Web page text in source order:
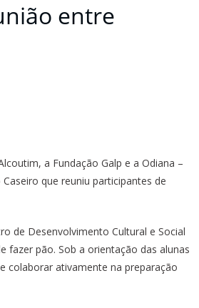
entre
a Fundação Galp e a Odiana –
que reuniu participantes de
de Desenvolvimento Cultural e Social
fazer pão. Sob a orientação das alunas
colaborar ativamente na preparação